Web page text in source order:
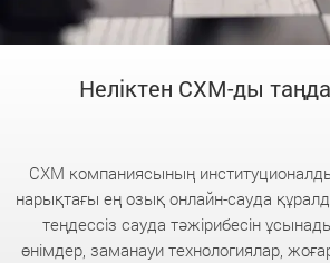
Неліктен CXM-ды
CXM компаниясының
нарықтағы ең озық онлайн-сауда
теңдессіз сауда тәжірибесін
өнімдер, заманауи технологиялар,